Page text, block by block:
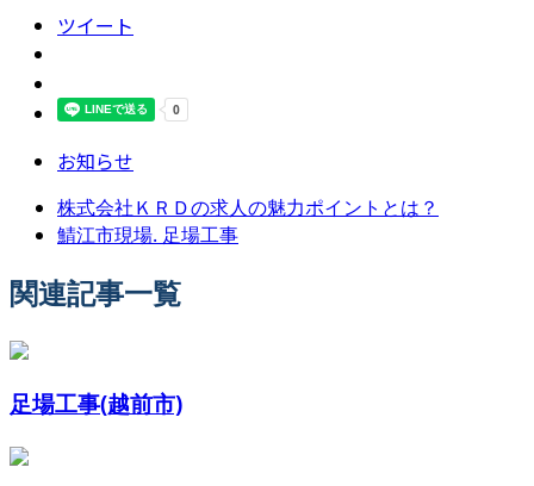
ツイート
お知らせ
株式会社ＫＲＤの求人の魅力ポイントとは？
鯖江市現場. 足場工事
関連記事一覧
足場工事(越前市)